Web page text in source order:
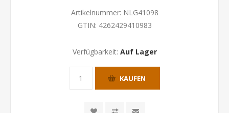
Artikelnummer: NLG41098
GTIN: 4262429410983
Verfügbarkeit: Auf Lager
KAUFEN